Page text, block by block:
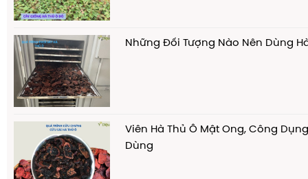
Những Đối Tượng Nào Nên Dùng
Viên Hà Thủ Ô Mật Ong, Công
Dùng